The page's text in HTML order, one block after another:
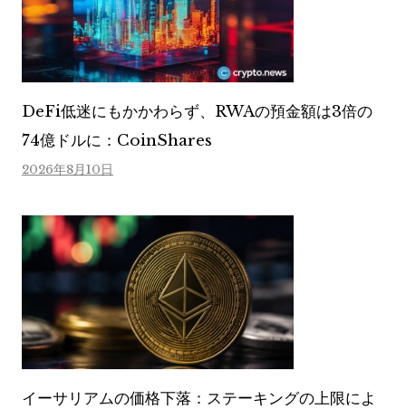
DeFi低迷にもかかわらず、RWAの預金額は3倍の
74億ドルに：CoinShares
2026年8月10日
イーサリアムの価格下落：ステーキングの上限によ